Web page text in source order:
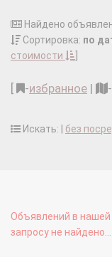
Найдено
Сортировка: по
стоимости
-избранное | -
Искать: | без
Объявлений в
запросу не найдено...